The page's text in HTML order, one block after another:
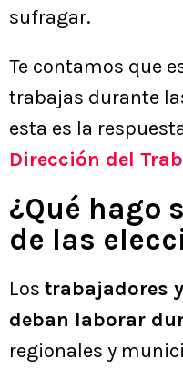
sufragar.
Te contamos que
trabajas durante
esta es la
Dirección del
¿Qué hago
de las
Los trabajadores
deban laborar
regionales y